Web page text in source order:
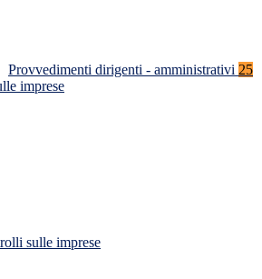
Provvedimenti dirigenti - amministrativi 25
imprese
sulle imprese